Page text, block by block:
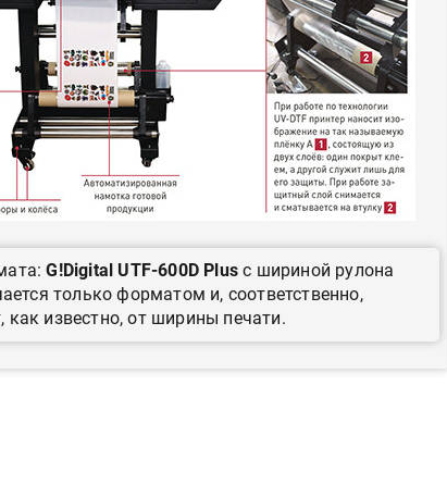
G!Digital UTF-600D Plus с шириной рулона
только форматом и, соответственно,
как известно, от ширины печати.
запущен в компании «Сказитель»